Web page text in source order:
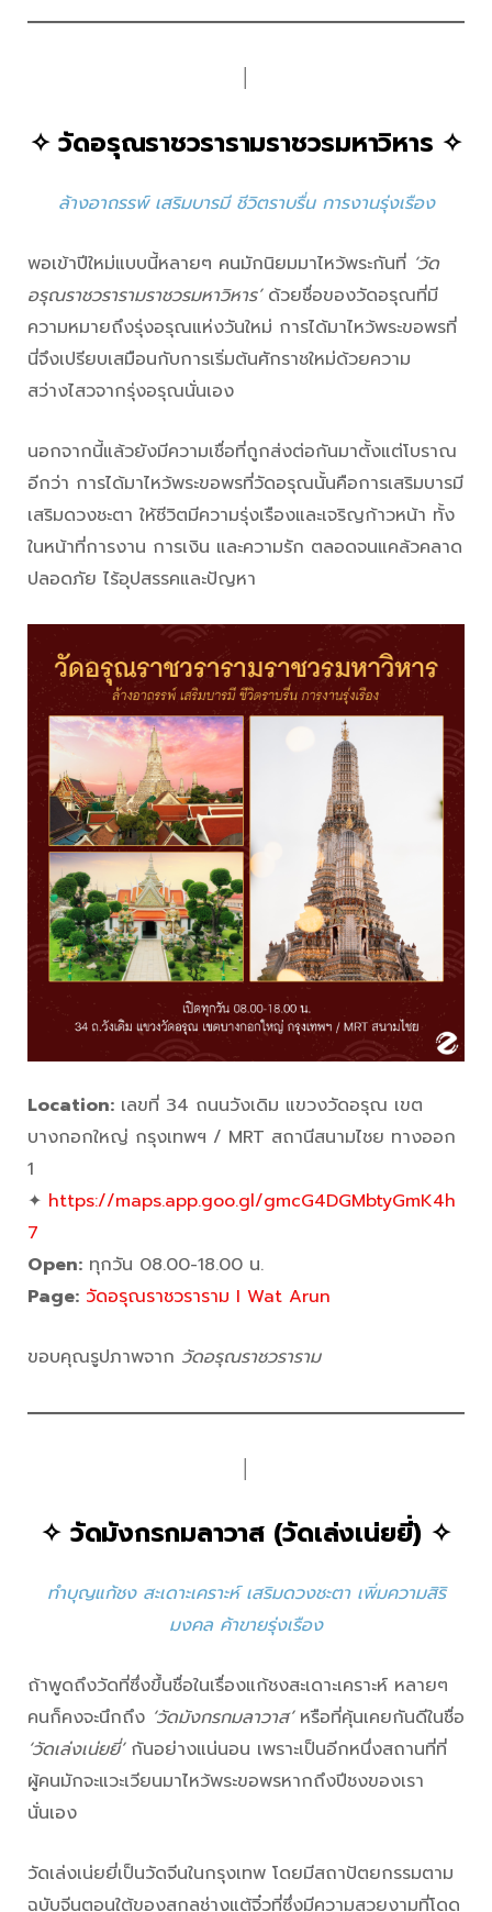
✧วัดอรุณราชวรารามราชวรมหาวิหาร ✧
ล้างอาถรรพ์ เสริมบารมี ชีวิตราบรื่น การงานรุ่งเรือง
พอเข้าปีใหม่แบบนี้หลายๆ คนมักนิยมมาไหว้พระกันที่ ‘วัด
อรุณราชวรารามราชวรมหาวิหาร’ด้วยชื่อของวัดอรุณที่มี
ความหมายถึงรุ่งอรุณแห่งวันใหม่ การได้มาไหว้พระขอพรที่
นี่จึงเปรียบเสมือนกับการเริ่มต้นศักราชใหม่ด้วยความ
สว่างไสวจากรุ่งอรุณนั่นเอง
นอกจากนี้แล้วยังมีความเชื่อที่ถูกส่งต่อกันมาตั้งแต่โบราณ
อีกว่า การได้มาไหว้พระขอพรที่วัดอรุณนั้นคือการเสริมบารมี
เสริมดวงชะตา ให้ชีวิตมีความรุ่งเรืองและเจริญก้าวหน้า ทั้ง
ในหน้าที่การงาน การเงิน และความรัก ตลอดจนแคล้วคลาด
ปลอดภัย ไร้อุปสรรคและปัญหา
Location: เลขที่ 34 ถนนวังเดิม แขวงวัดอรุณ เขต
บางกอกใหญ่ กรุงเทพฯ / MRT สถานีสนามไชย ทางออก
1
✦ https://maps.app.goo.gl/gmcG4DGMbtyGmK4h
7
Open: ทุกวัน 08.00-18.00 น.
Page: วัดอรุณราชวราราม I Wat Arun
ขอบคุณรูปภาพจาก วัดอรุณราชวราราม
✧ วัดมังกรกมลาวาส (วัดเล่งเน่ยยี่) ✧
ทำบุญแก้ชง สะเดาะเคราะห์ เสริมดวงชะตา เพิ่มความสิริ
มงคล ค้าขายรุ่งเรือง
ถ้าพูดถึงวัดที่ซึ่งขึ้นชื่อในเรื่องแก้ชงสะเดาะเคราะห์ หลายๆ
คนก็คงจะนึกถึง ‘วัดมังกรกมลาวาส’หรือที่คุ้นเคยกันดีในชื่อ
‘วัดเล่งเน่ยยี่’กันอย่างแน่นอน เพราะเป็นอีกหนึ่งสถานที่ที่
ผู้คนมักจะแวะเวียนมาไหว้พระขอพรหากถึงปีชงของเรา
นั่นเอง
วัดเล่งเน่ยยี่เป็นวัดจีนในกรุงเทพ โดยมีสถาปัตยกรรมตาม
ฉบับจีนตอนใต้ของสกุลช่างแต้จิ๋วที่ซึ่งมีความสวยงามที่โดด